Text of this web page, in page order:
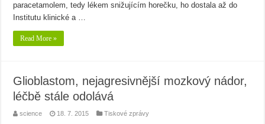
paracetamolem, tedy lékem snižujícím horečku, ho dostala až do
Institutu klinické a …
Read More »
Glioblastom, nejagresivnější mozkový nádor,
léčbě stále odolává
science 18. 7. 2015 Tiskové zprávy